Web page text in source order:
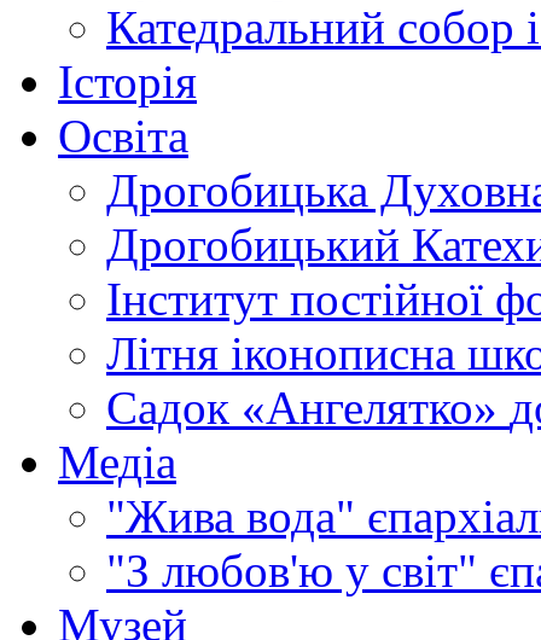
Катедральний собор
Історія
Освіта
Дрогобицька
Дрогобицький
Інститут постійної
Літня іконописна
Садок «Ангелятко»
Медіа
"Жива вода"
"З любов'ю у світ"
Музей